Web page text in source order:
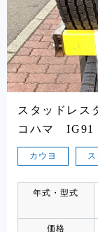
スタッドレ
コハマ
カウヨ
年式・型式
価格